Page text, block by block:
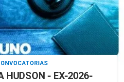
HUDSON - EX-2026-